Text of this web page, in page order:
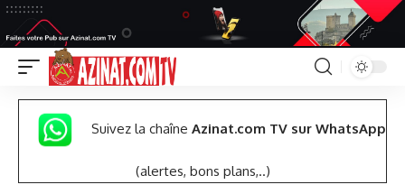
Suivez la chaîne Azinat.com TV sur WhatsApp
(alertes, bons plans,..)